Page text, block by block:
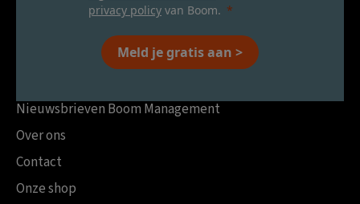
privacy policy van Boom.
Meld je gratis aan >
Nieuwsbrieven Boom Management
Over ons
Contact
Onze shop